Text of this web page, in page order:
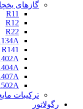
گازهای
R11
R12
R22
R141
ترکیبات
رگولاتور